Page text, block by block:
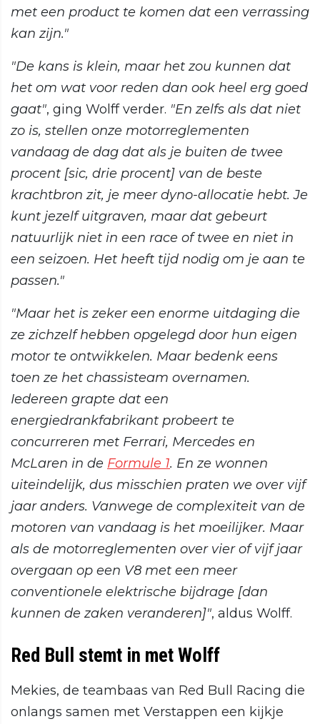
met een product te komen dat een verrassing
kan zijn."
"De kans is klein, maar het zou kunnen dat
het om wat voor reden dan ook heel erg goed
gaat", ging Wolff verder. "En zelfs als dat niet
zo is, stellen onze motorreglementen
vandaag de dag dat als je buiten de twee
procent [sic, drie procent] van de beste
krachtbron zit, je meer dyno-allocatie hebt. Je
kunt jezelf uitgraven, maar dat gebeurt
natuurlijk niet in een race of twee en niet in
een seizoen. Het heeft tijd nodig om je aan te
passen."
"Maar het is zeker een enorme uitdaging die
ze zichzelf hebben opgelegd door hun eigen
motor te ontwikkelen. Maar bedenk eens
toen ze het chassisteam overnamen.
Iedereen grapte dat een
energiedrankfabrikant probeert te
concurreren met Ferrari, Mercedes en
McLaren in de Formule 1. En ze wonnen
uiteindelijk, dus misschien praten we over vijf
jaar anders. Vanwege de complexiteit van de
motoren van vandaag is het moeilijker. Maar
als de motorreglementen over vier of vijf jaar
overgaan op een V8 met een meer
conventionele elektrische bijdrage [dan
kunnen de zaken veranderen]", aldus Wolff.
Red Bull stemt in met Wolff
Mekies, de teambaas van Red Bull Racing die
onlangs samen met Verstappen een kijkje